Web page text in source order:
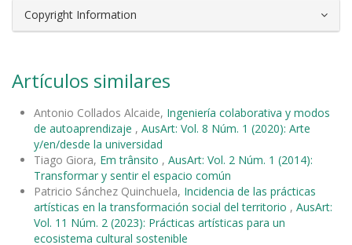
Copyright Information
Artículos similares
Antonio Collados Alcaide, Ingeniería colaborativa y modos
de autoaprendizaje , AusArt: Vol. 8 Núm. 1 (2020): Arte
y/en/desde la universidad
Tiago Giora, Em trânsito , AusArt: Vol. 2 Núm. 1 (2014):
Transformar y sentir el espacio común
Patricio Sánchez Quinchuela, Incidencia de las prácticas
artísticas en la transformación social del territorio , AusArt:
Vol. 11 Núm. 2 (2023): Prácticas artísticas para un
ecosistema cultural sostenible